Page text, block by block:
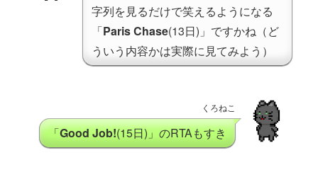
字列を見るだけで笑えるようになる
「Paris Chase(13日)」ですかね（ど
ういう内容かは実際に見てみよう）
くろねこ
「Good Job!(15日)」のRTAもすき